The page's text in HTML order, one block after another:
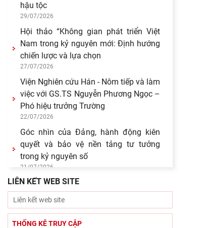
hậu tộc
29/07/2026
Hội thảo “Không gian phát triển Việt
Nam trong kỷ nguyên mới: Định hướng
chiến lược và lựa chọn
27/07/2026
Viện Nghiên cứu Hán - Nôm tiếp và làm
việc với GS.TS Nguyễn Phương Ngọc –
Phó hiệu trưởng Trường
22/07/2026
Góc nhìn của Đảng, hành động kiên
quyết và bảo vệ nền tảng tư tưởng
trong kỷ nguyên số
21/07/2026
Bút tích đình nguyên Phan Đình Phùng
- lãnh tụ phong trào Cần Vương chống
Pháp
15/07/2026
LIÊN KẾT WEB SITE
THỐNG KÊ TRUY CẬP